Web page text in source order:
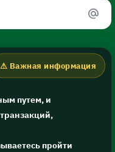
путем, и
пройти